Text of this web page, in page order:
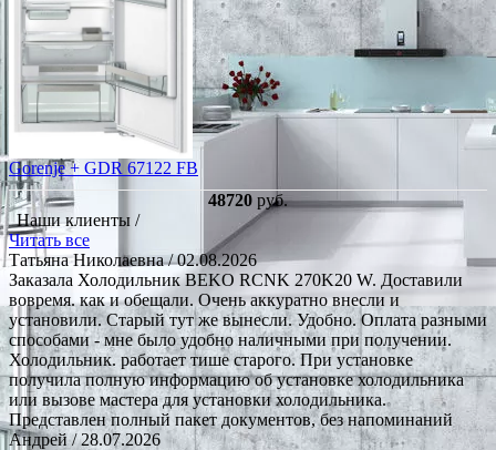
Gorenje + GDR 67122 FB
48720 руб.
Наши клиенты /
Читать все
Татьяна Николаевна/ 02.08.2026
Заказала Холодильник BEKO RCNK 270K20 W. Доставили
вовремя. как и обещали. Очень аккуратно внесли и
установили. Старый тут же вынесли. Удобно. Оплата разными
способами - мне было удобно наличными при получении.
Холодильник. работает тише старого. При установке
получила полную информацию об установке холодильника
или вызове мастера для установки холодильника.
Представлен полный пакет документов, без напоминаний
Андрей/ 28.07.2026